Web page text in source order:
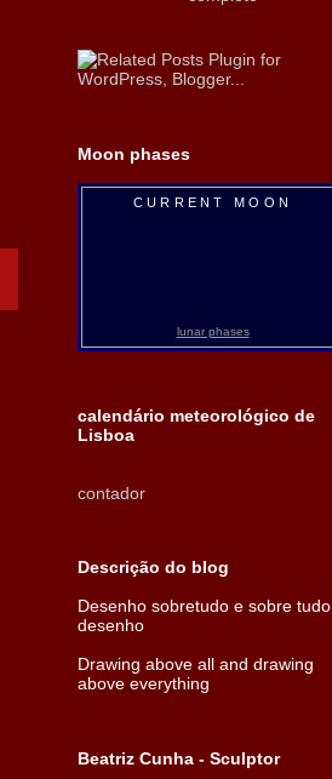
Moon phases
CURRENT MOON
lunar phases
calendário meteorológico de
Lisboa
contador
Descrição do blog
Desenho sobretudo e sobre tudo
desenho
Drawing above all and drawing
above everything
Beatriz Cunha - Sculptor